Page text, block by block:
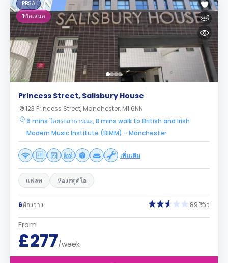
PBSA
1ข้อเสนอ
Princess Street, Salisbury House
123 Princess Street, Manchester, M1 6NN
6 mins โดยรถสาธารณะ, 8 mins walk to British and Irish
Modern Music Institute (BIMM) - Manchester
เพิ่มเติม
แฟลท ห้องสตูดิโอ
6ห้องว่าง 89 รีวิว
From
£277/week